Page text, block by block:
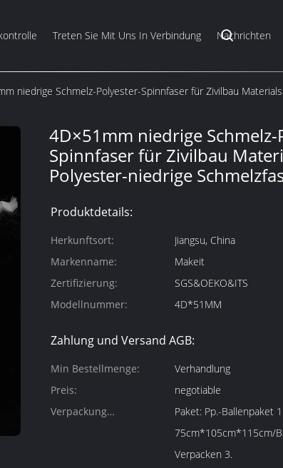
Treten Sie Mit Uns In Verbindung Nachrichten
niedrige Schmelz-Polyester-Spinnfaser für Zivilbau
4D×51mm niedrige Schmelz-
Spinnfaser für Zivilbau
Polyester-niedrige
Produktdetails:
Herkunftsort:
Jiangsu, China
Markenname:
Makeit
Zertifizierung:
SGS&OEKO&ITS
Modellnummer:
4D*51MM
Zahlung und Versand AGB:
Min Bestellmenge:
Verhandlung
Preis:
negotiable
Verpackung
Paket: Pp.-Ballenpaket 1.Size: Über
75cm*105cm*115cm/Bale. 2.Weight: Über
Verpacken 3.